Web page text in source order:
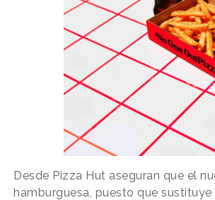
Desde Pizza Hut aseguran que el
hamburguesa, puesto que